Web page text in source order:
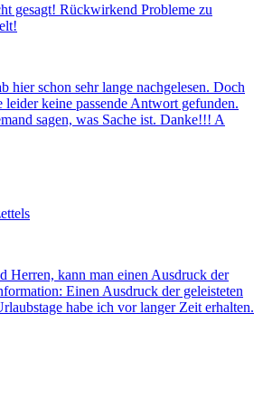
gesagt! Rückwirkend Probleme zu
hier schon sehr lange nachgelesen. Doch
leider keine passende Antwort gefunden.
sagen, was Sache ist. Danke!!! A
Herren, kann man einen Ausdruck der
Einen Ausdruck der geleisteten
habe ich vor langer Zeit erhalten.